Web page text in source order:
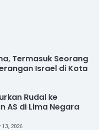
Termasuk Seorang
Israel di Kota
Rudal ke
AS di Lima Negara
13, 2026